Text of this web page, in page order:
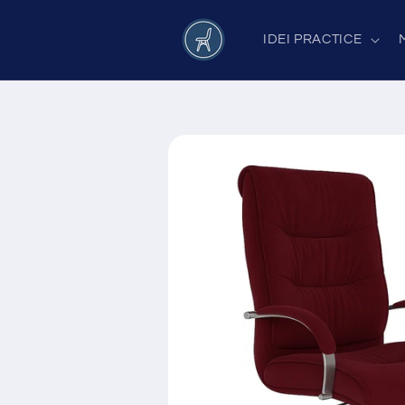
IDEI PRACTICE
despre
produs